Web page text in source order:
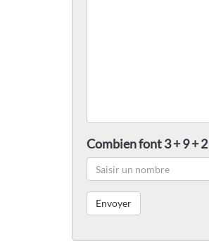
Combien font 3 + 9 + 2